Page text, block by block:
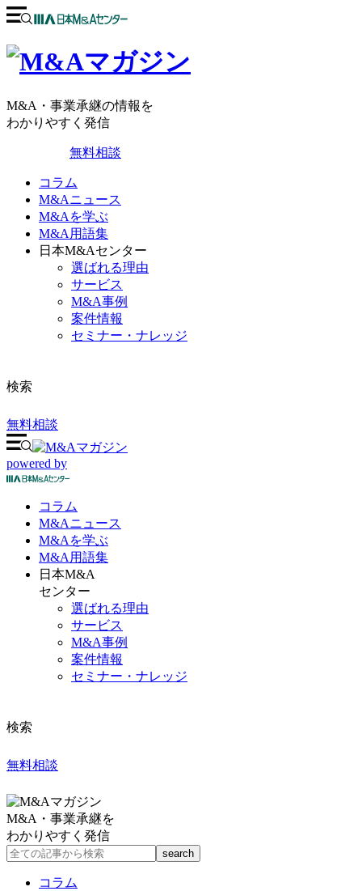
M&A・事業承継の情報を
わかりやすく発信
無料相談
コラム
M&Aニュース
M&Aを学ぶ
M&A用語集
日本M&Aセンター
選ばれる理由
サービス
M&A事例
案件情報
セミナー・ナレッジ
検索
無料相談
powered by
コラム
M&Aニュース
M&Aを学ぶ
M&A 用語集
日本M&A
センター
選ばれる理由
サービス
M&A事例
案件情報
セミナー・ナレッジ
検索
無料相談
M&A・事業承継を
わかりやすく発信
コラム